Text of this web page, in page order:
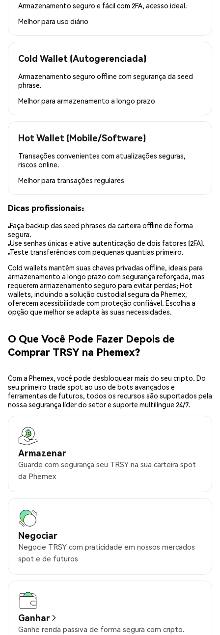
Armazenamento seguro e fácil com 2FA, acesso ideal.
Melhor para uso diário
Cold Wallet (Autogerenciada)
Armazenamento seguro offline com segurança da seed
phrase.
Melhor para armazenamento a longo prazo
Hot Wallet (Mobile/Software)
Transações convenientes com atualizações seguras,
riscos online.
Melhor para transações regulares
Dicas profissionais:
Faça backup das seed phrases da carteira offline de forma
segura.
Use senhas únicas e ative autenticação de dois fatores (2FA).
Teste transferências com pequenas quantias primeiro.
Cold wallets mantêm suas chaves privadas offline, ideais para
armazenamento a longo prazo com segurança reforçada, mas
requerem armazenamento seguro para evitar perdas; Hot
wallets, incluindo a solução custodial segura da Phemex,
oferecem acessibilidade com proteção confiável. Escolha a
opção que melhor se adapta às suas necessidades.
O Que Você Pode Fazer Depois de
Comprar TRSY na Phemex?
Com a Phemex, você pode desbloquear mais do seu cripto. Do
seu primeiro trade spot ao uso de bots avançados e
ferramentas de futuros, todos os recursos são suportados pela
nossa segurança líder do setor e suporte multilíngue 24/7.
Armazenar
Guarde com segurança seu TRSY na sua carteira spot
da Phemex
Negociar
Negocie TRSY com praticidade em nossos mercados
spot e de futuros
Ganhar
Ganhe renda passiva de forma segura com cripto.